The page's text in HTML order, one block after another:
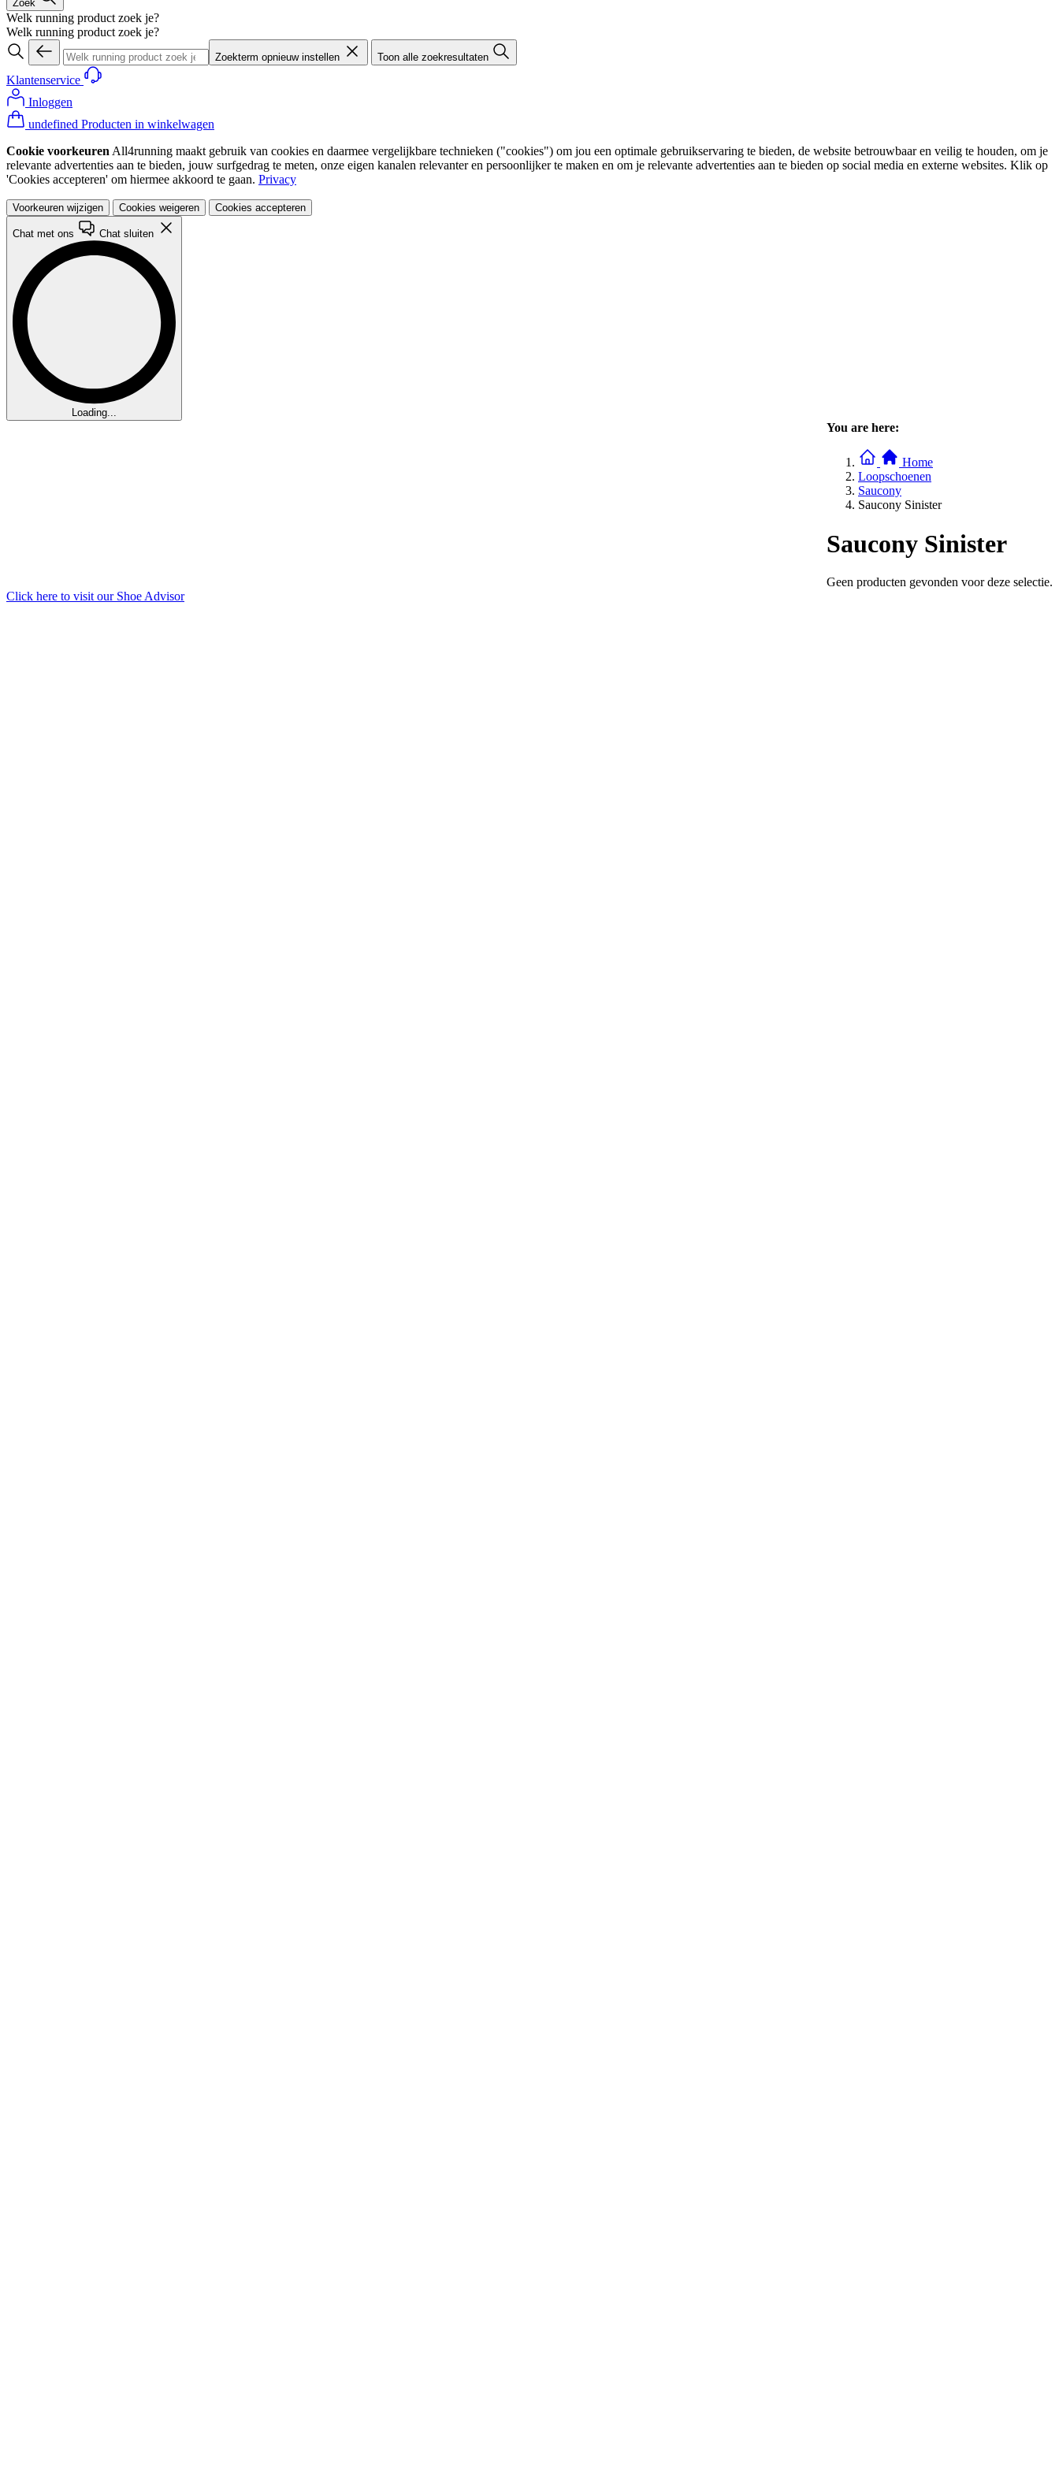
Zoek
Welk running product zoek je?
Welk running product zoek je?
Zoekterm opnieuw instellen Toon alle zoekresultaten
Klantenservice
Inloggen
undefined Producten in winkelwagen
Cookie voorkeuren All4running maakt gebruik van cookies en daarmee vergelijkbare technieken ("cookies") om jou een optimale gebruikservaring te bieden, de website betrouwbaar en veilig te houden, om je
relevante advertenties aan te bieden, jouw surfgedrag te meten, onze eigen kanalen relevanter en persoonlijker te maken en om je relevante advertenties aan te bieden op social media en externe websites. Klik op
'Cookies accepteren' om hiermee akkoord te gaan. Privacy
Voorkeuren wijzigen Cookies weigeren Cookies accepteren
Chat met ons Chat sluiten
Loading...
You are here:
Home
Loopschoenen
Saucony
Saucony Sinister
Saucony Sinister
Geen producten gevonden voor deze selectie.
Click here to visit our Shoe Advisor